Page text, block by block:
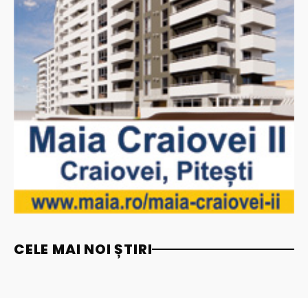
CELE MAI NOI ȘTIRI